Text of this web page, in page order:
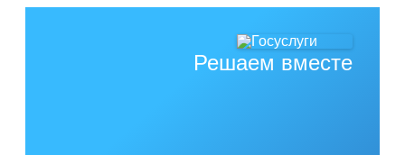
Решаем вместе